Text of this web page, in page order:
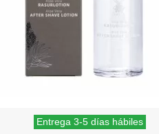
Entrega 3-5 días hábiles